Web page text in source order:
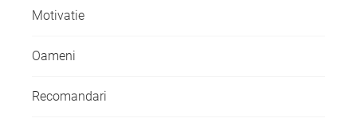
Motivatie
Oameni
Recomandari